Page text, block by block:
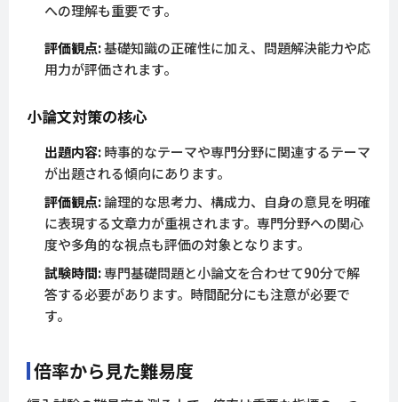
への理解も重要です。
評価観点:基礎知識の正確性に加え、問題解決能力や応
用力が評価されます。
小論文対策の核心
出題内容:時事的なテーマや専門分野に関連するテーマ
が出題される傾向にあります。
評価観点:論理的な思考力、構成力、自身の意見を明確
に表現する文章力が重視されます。専門分野への関心
度や多角的な視点も評価の対象となります。
試験時間:専門基礎問題と小論文を合わせて90分で解
答する必要があります。時間配分にも注意が必要で
す。
倍率から見た難易度